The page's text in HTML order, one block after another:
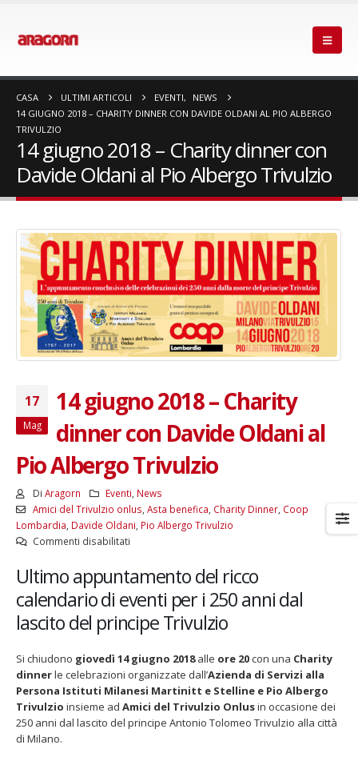
CASA ULTIMI ARTICOLI EVENTI,
NEWS
14 GIUGNO 2018 – CHARITY DINNER CON DAVIDE OLDANI AL PIO ALBERGO
TRIVULZIO
14 giugno 2018 – Charity dinner con
Davide Oldani al Pio Albergo Trivulzio
17
Mag
14 giugno 2018 – Charity
dinner con Davide Oldani al
Pio Albergo Trivulzio
Di Aragorn Eventi News
Amici del Trivulzio onlus Asta benefica Charity Dinner, Coop
Lombardia Davide Oldani Pio Albergo Trivulzio
Commenti disabilitatisu
giugno
2018
–
Charity
dinner
con
Davide
Oldani
Albergo
Ultimo appuntamento del ricco
calendario di eventi per i 250 anni dal
lascito del principe Trivulzio
Si chiudono giovedì 14 giugno 2018alle ore 20con una Charity
dinnerle celebrazioni organizzate dall’Azienda di Servizi alla
Persona Istituti Milanesi Martinitt e Stelline e Pio Albergo
Trivulzio insieme ad Amici del Trivulzio Onlusin occasione dei
250 anni dal lascito del principe Antonio Tolomeo Trivulzio alla città
di Milano.